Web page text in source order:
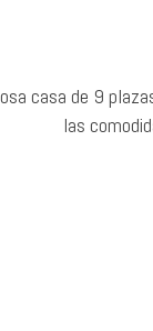
casa de 9
las